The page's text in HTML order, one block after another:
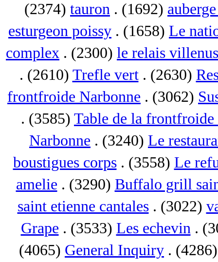
(2374) tauron . (1692)
esturgeon poissy . (1658) Le
complex . (2300) le relais villenus
. (2610) Trefle vert. (2630)
frontfroide Narbonne . (3062)
. (3585) Table de la frontfroide
Narbonne . (3240) Le
boustigues corps. (3558) Le
amelie . (3290) Buffalo grill
saint etienne cantales. (3022)
Grape . (3533) Les echevin.
(4065) General Inquiry .